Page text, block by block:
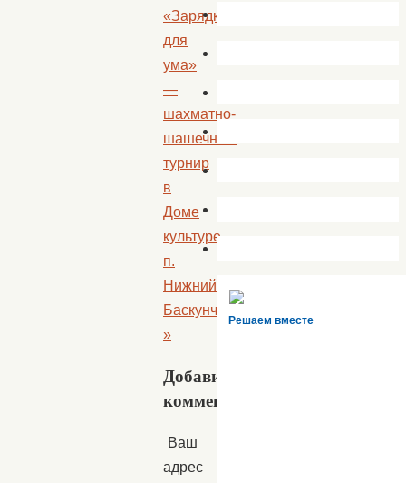
«Зарядка
для
ума»
—
шахматно-
шашечный
турнир
в
Доме
культуре
п.
Нижний
Баскунчак
»
Добавить
комментарий
Ваш
адрес
Решаем вместе